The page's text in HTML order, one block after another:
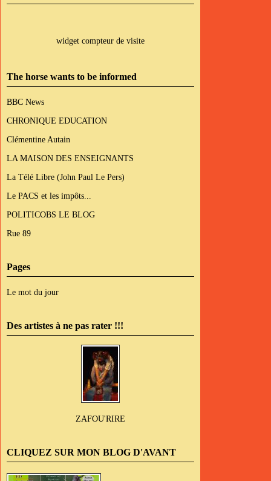
widget compteur de visite
The horse wants to be informed
BBC News
CHRONIQUE EDUCATION
Clémentine Autain
LA MAISON DES ENSEIGNANTS
La Télé Libre (John Paul Le Pers)
Le PACS et les impôts...
POLITICOBS LE BLOG
Rue 89
Pages
Le mot du jour
Des artistes à ne pas rater !!!
ZAFOU'RIRE
CLIQUEZ SUR MON BLOG D'AVANT